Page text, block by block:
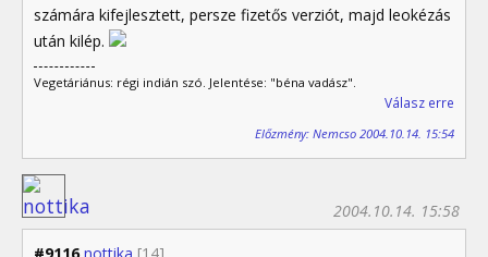
számára kifejlesztett, persze fizetős verziót, majd leokézás
után kilép.
Vegetáriánus: régi indián szó. Jelentése: "béna vadász".
Válasz erre
Előzmény: Nemcso 2004.10.14. 15:54
2004.10.14. 15:58